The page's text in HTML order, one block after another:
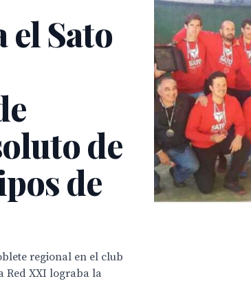
Sato
de
de
regional en el club
Red XXI lograba la